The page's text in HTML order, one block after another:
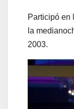
Participó en
la
2003.